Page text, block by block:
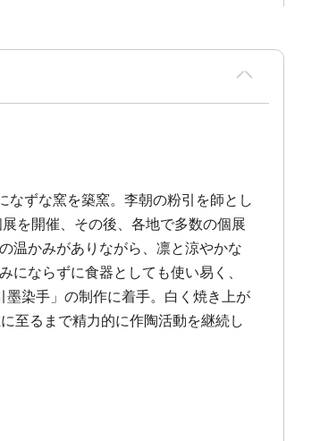
なずな窯を築窯。李朝の粉引を師とし
を開催、その後、各地で多数の個展
温かみがありながら、凛と涼やかな
にならずに食器としても使い易く、
染手」の制作に着手。白く焼き上が
至るまで精力的に作陶活動を継続し